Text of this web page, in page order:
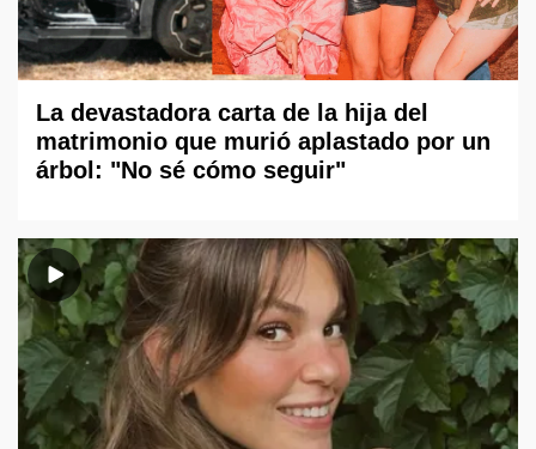
La devastadora carta de la hija del
matrimonio que murió aplastado por un
árbol: "No sé cómo seguir"